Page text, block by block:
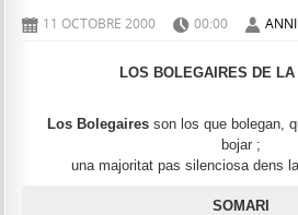
D 11 OCTOBRE 2000 H 00:00 A
LOS BOLEGAIRES DE LA
Los Bolegaires son los que bolegan,
bojar ;
una majoritat pas silenciosa dens
SOMARI